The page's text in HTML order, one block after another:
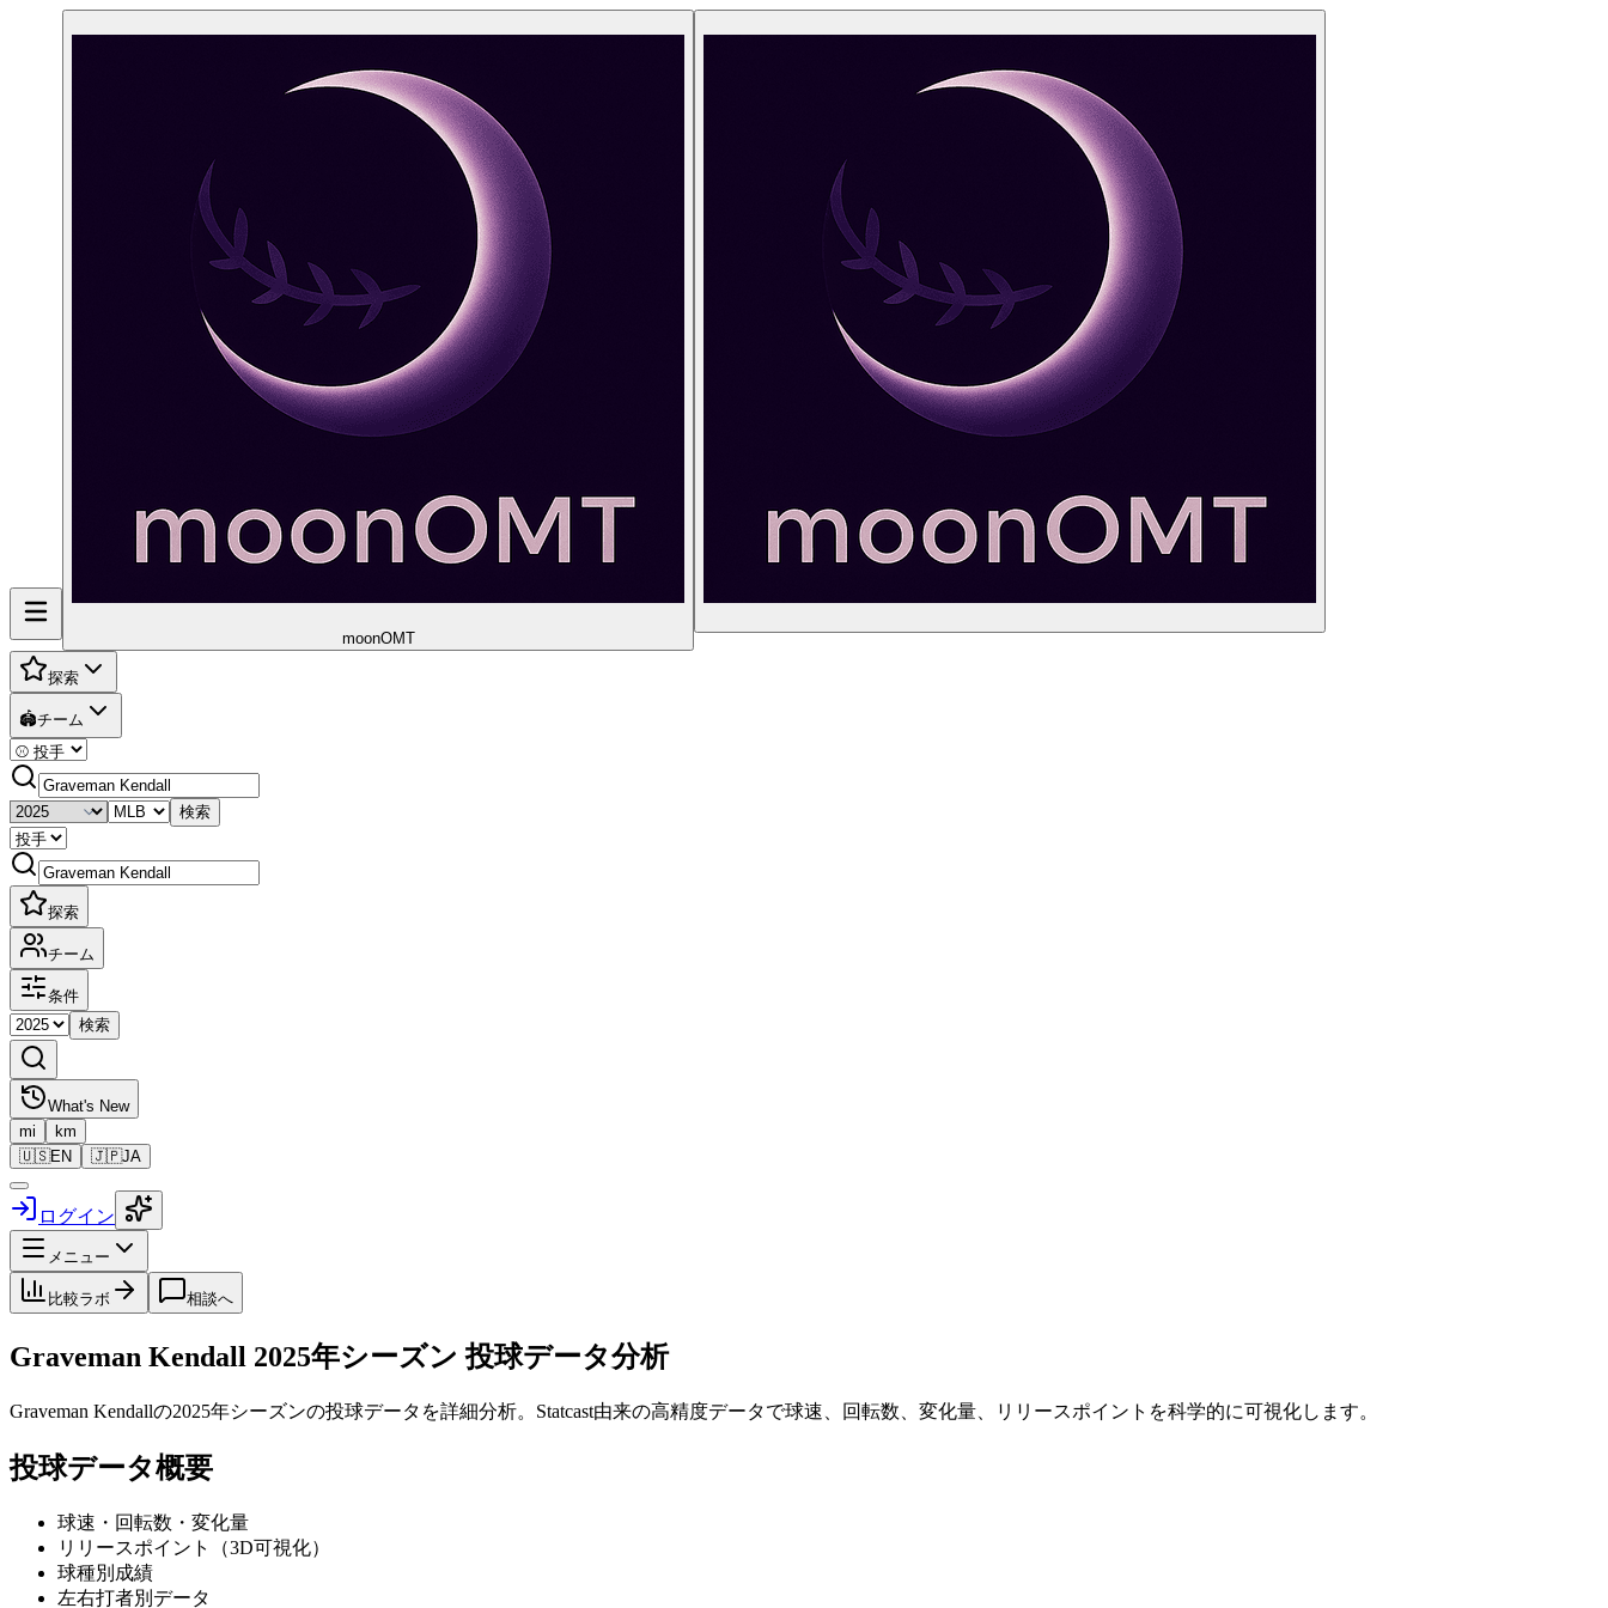
moonOMT
探索
🏟️チーム
検索
探索
チーム
条件
検索
What's New
mi
km
🇺🇸EN 🇯🇵JA
ログイン
メニュー
比較ラボ 相談へ
Graveman Kendall 2025年シーズン 投球データ分析
Graveman Kendallの2025年シーズンの投球データを詳細分析。Statcast由来の高精度データで球速、回転数、変化量、リリースポイントを科学的に可視化します。
投球データ概要
球速・回転数・変化量
リリースポイント（3D可視化）
球種別成績
左右打者別データ